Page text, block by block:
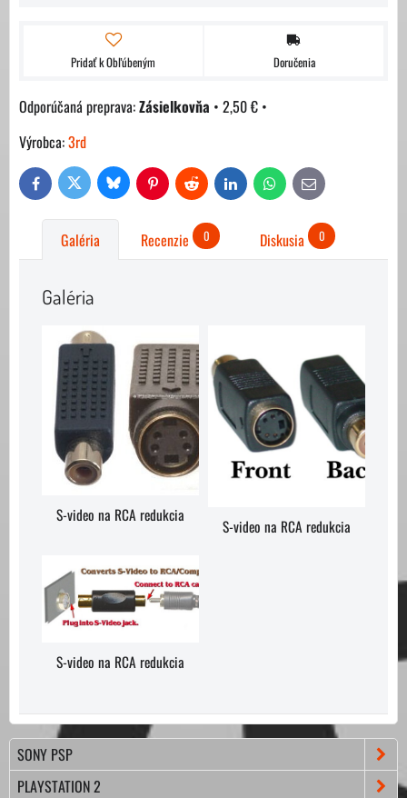
Pridať k Obľúbeným Doručenia
Zásielkovňa • 2,50 € •
Výrobca:3rd
FacebookTwitter Bluesky PinterestReddit LinkedIn WhatsAppE-
mail
Galéria Recenzie 0 Diskusia 0
Galéria
S-video na RCA redukcia
S-video na RCA redukcia
S-video na RCA redukcia
SONY PSP
PLAYSTATION 2